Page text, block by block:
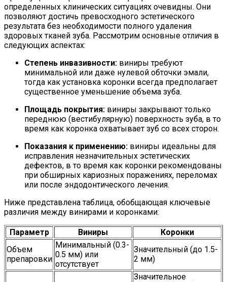
определенных клинических ситуациях очевидны. Они
позволяют достичь превосходного эстетического
результата без необходимости полного удаления
здоровых тканей зуба. Рассмотрим основные отличия в
следующих аспектах:
Степень инвазивности: виниры требуют
минимальной или даже нулевой обточки эмали,
тогда как установка коронки всегда предполагает
существенное уменьшение объема зуба.
Площадь покрытия: виниры закрывают только
переднюю (вестибулярную) поверхность зуба, в то
время как коронка охватывает зуб со всех сторон.
Показания к применению: виниры идеальны для
исправления незначительных эстетических
дефектов, в то время как коронки рекомендованы
при обширных кариозных поражениях, переломах
или после эндодонтического лечения.
Ниже представлена таблица, обобщающая ключевые
различия между винирами и коронками:
Параметр Виниры
Коронки
Объем
препаровки
Минимальный (0.3-
0.5 мм) или
отсутствует
Значительный (до 1.5-
2 мм)
Значительное